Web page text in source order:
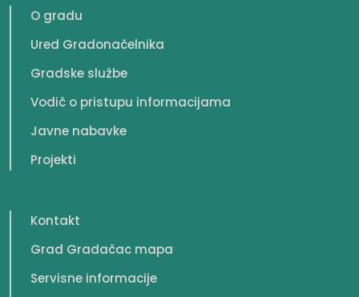
O gradu
Ured Gradonačelnika
Gradske službe
Vodič o pristupu informacijama
Javne nabavke
Projekti
Kontakt
Grad Gradačac mapa
Servisne informacije